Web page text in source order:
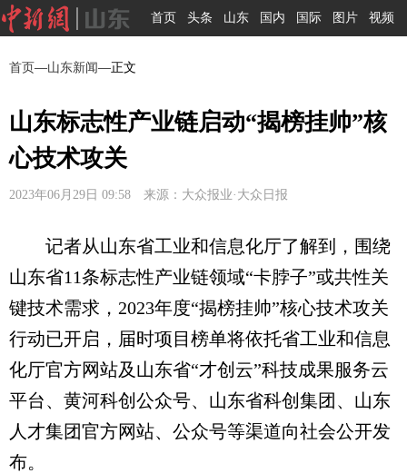
首页 头条 山东 国内 国际 图片 视频
首页—山东新闻—正文
山东标志性产业链启动“揭榜挂帅”核
心技术攻关
2023年06月29日 09:58 来源：大众报业·大众日报
记者从山东省工业和信息化厅了解到，围绕
山东省11条标志性产业链领域“卡脖子”或共性关
键技术需求，2023年度“揭榜挂帅”核心技术攻关
行动已开启，届时项目榜单将依托省工业和信息
化厅官方网站及山东省“才创云”科技成果服务云
平台、黄河科创公众号、山东省科创集团、山东
人才集团官方网站、公众号等渠道向社会公开发
布。